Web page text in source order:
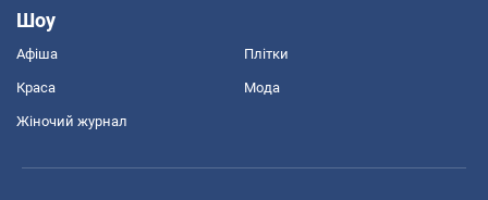
Шоу
Афіша Плітки
Краса Мода
Жіночий журнал